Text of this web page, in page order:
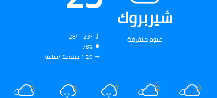
شيربروك
غيوم متفرقة
78%
1.29 كيلومتر/ساعة